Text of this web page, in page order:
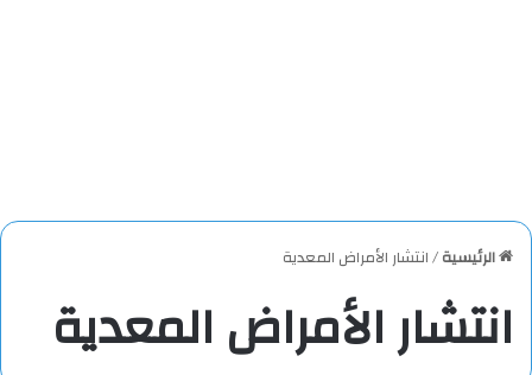
الرئيسية/انتشار الأمراض المعدية
انتشار الأمراض المعدية